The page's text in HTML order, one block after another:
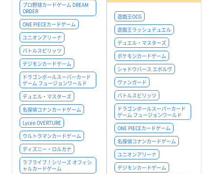
プロ野球カードゲーム DREAM
ORDER
ONE PIECEカードゲーム
ユニオンアリーナ
バトルスピリッツ
デジモンカードゲーム
ドラゴンボールスーパーカード
ゲーム フュージョンワールド
デュエル・マスターズ
名探偵コナンカードゲーム
Lycee OVERTURE
ウルトラマンカードゲーム
ディズニー・ロルカナ
ラブライブ！シリーズ オフィシ
ャルカードゲーム
遊戯王OCG
遊戯王ラッシュデュエル
デュエル・マスターズ
ポケモンカードゲーム
シャドウバース エボルヴ
ヴァンガード
バトルスピリッツ
ドラゴンボールスーパーカード
ゲーム フュージョンワールド
ONE PIECEカードゲーム
名探偵コナンカードゲーム
ユニオンアリーナ
デジモンカードゲーム